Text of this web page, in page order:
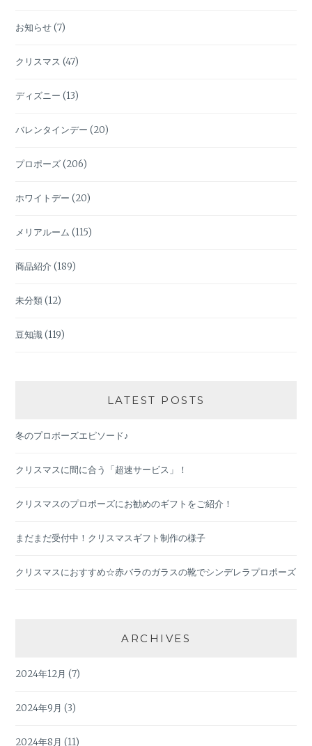
お知らせ(7)
クリスマス (47)
ディズニー (13)
バレンタインデー (20)
プロポーズ(206)
ホワイトデー (20)
メリアルーム (115)
商品紹介 (189)
未分類(12)
豆知識(119)
LATEST POSTS
冬のプロポーズエピソード♪
クリスマスに間に合う「超速サービス」！
クリスマスのプロポーズにお勧めのギフトをご紹介！
まだまだ受付中！クリスマスギフト制作の様子
クリスマスにおすすめ☆赤バラのガラスの靴でシンデレラプロポーズ
ARCHIVES
2024年12月 (7)
2024年9月 (3)
2024年8月 (11)